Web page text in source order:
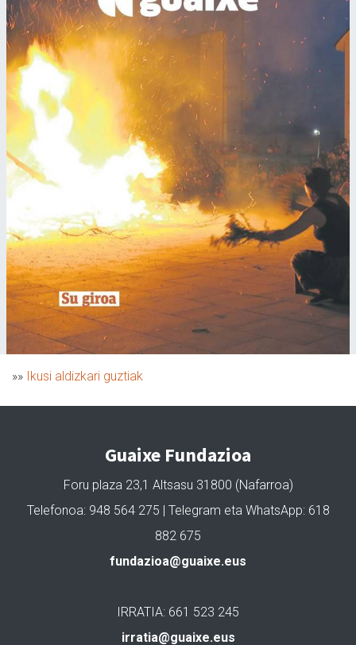
»» Ikusi aldizkari guztiak
Guaixe Fundazioa
Foru plaza 23,1 Altsasu 31800 (Nafarroa)
Telefonoa: 948 564 275 | Telegram eta WhatsApp: 618
882 675
fundazioa@guaixe.eus
IRRATIA: 661 523 245
irratia@guaixe.eus